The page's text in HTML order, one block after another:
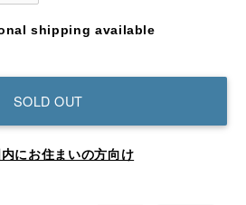
shipping available
SOLD OUT
内にお住まいの方向け